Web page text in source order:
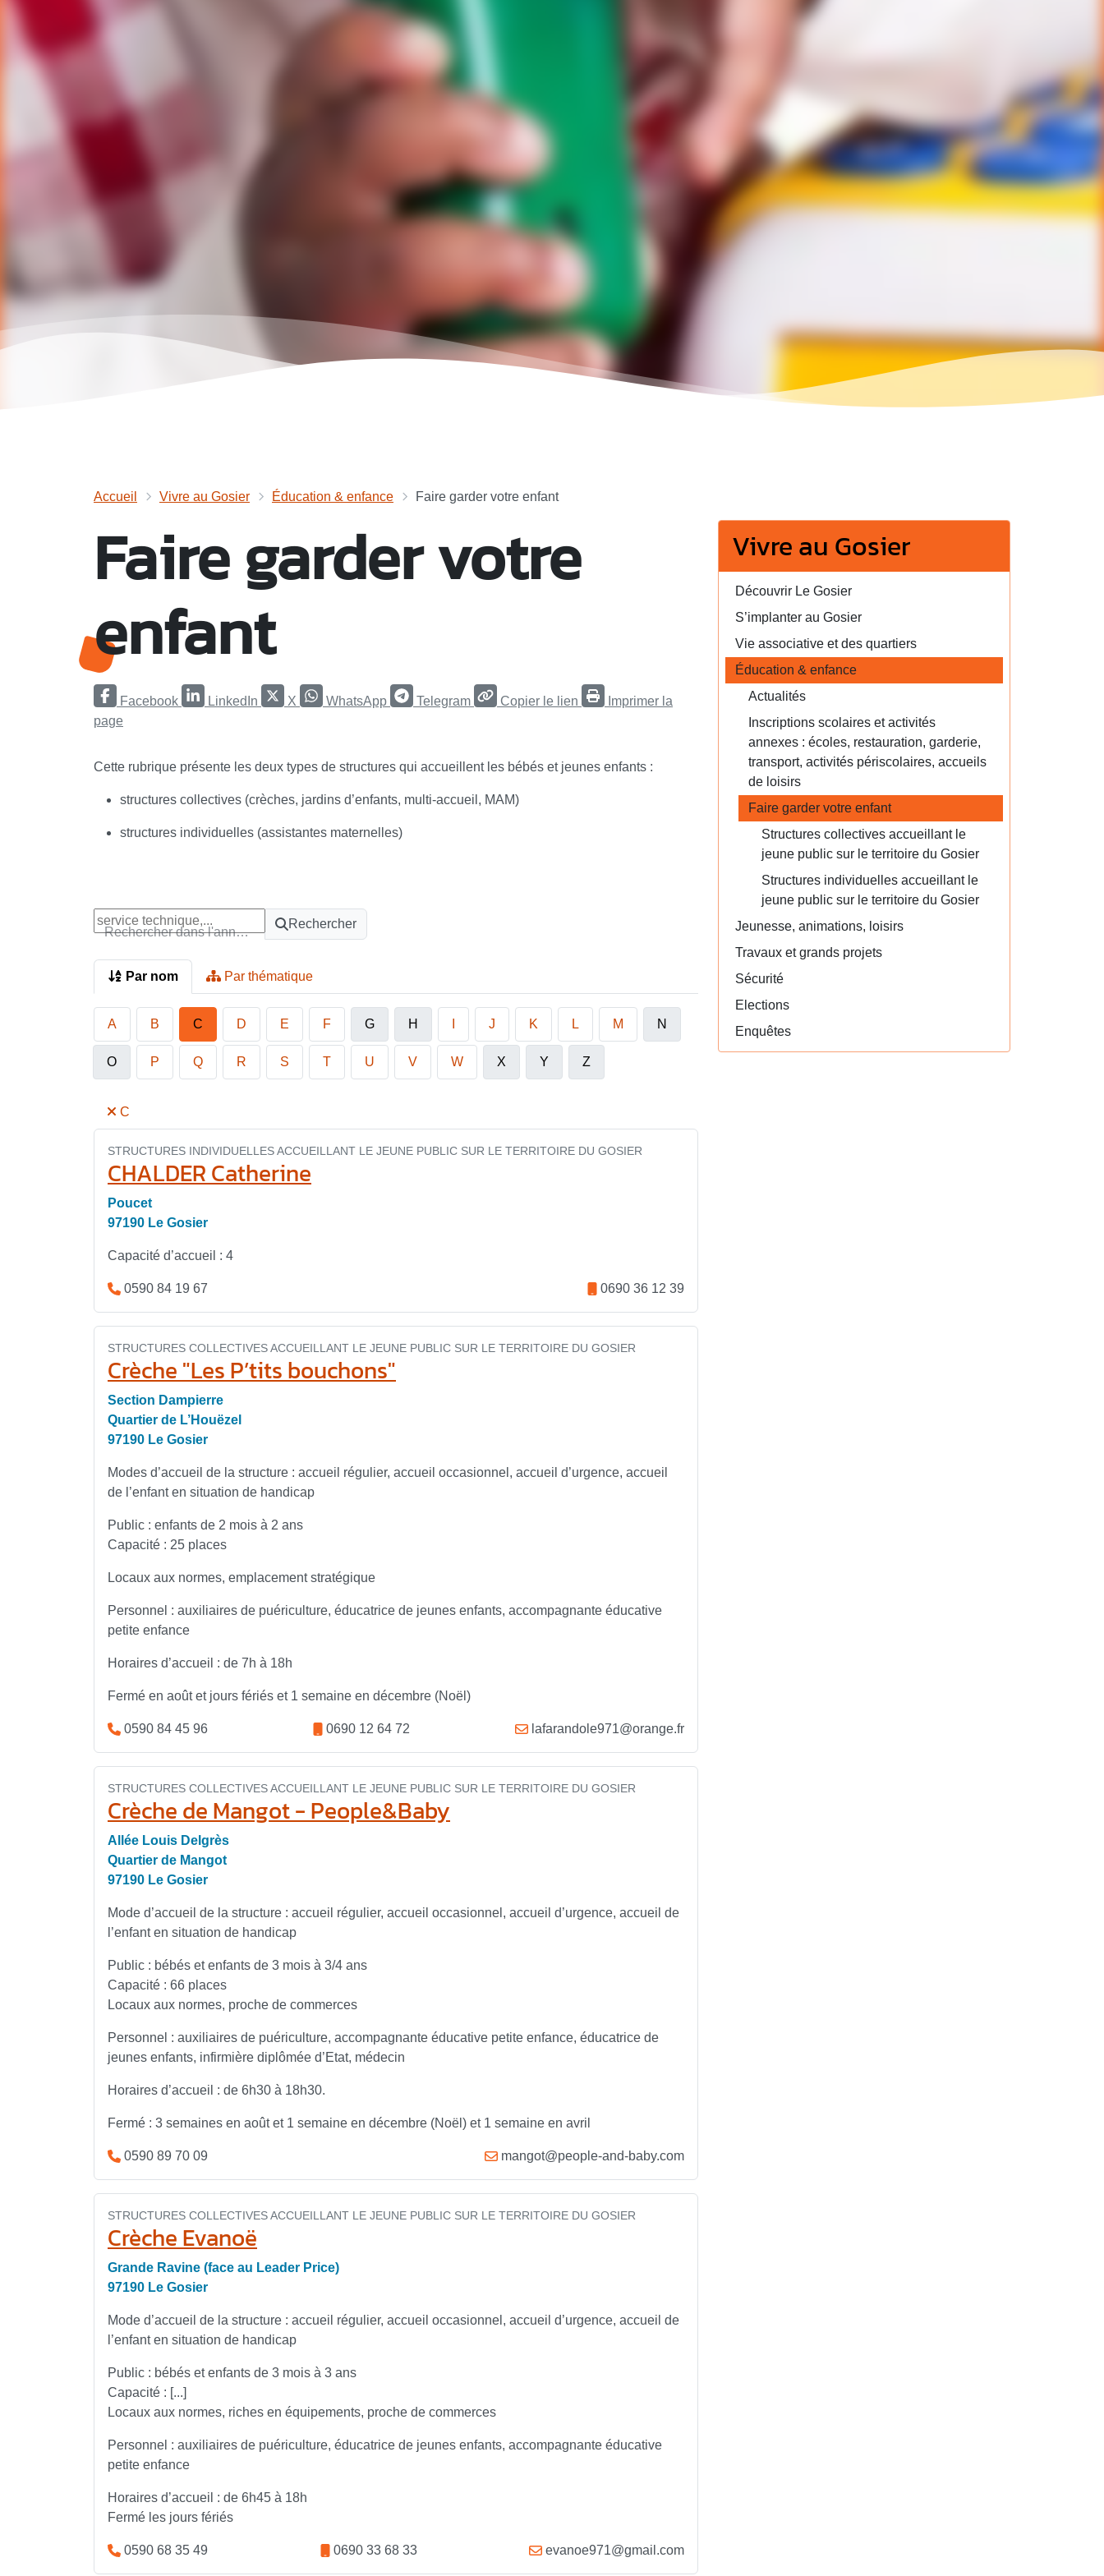
Accueil Vivre au Gosier Éducation & enfance Faire garder votre enfant
Faire garder votre
enfant
Facebook LinkedIn X WhatsApp Telegram Copier le lien
Imprimer la
page
Cette rubrique présente les deux types de structures qui accueillent les bébés et jeunes enfants :
structures collectives (crèches, jardins d’enfants, multi-accueil, MAM)
structures individuelles (assistantes maternelles)
Rechercher dans l'annuaire
Rechercher
Par nom Par thématique
A B C D E F G H J K L M N
O P Q R S T U V W X Y Z
C
STRUCTURES INDIVIDUELLES ACCUEILLANT LE JEUNE PUBLIC SUR LE TERRITOIRE DU GOSIER
CHALDER Catherine
Poucet
97190 Le Gosier
Capacité d’accueil : 4
0590 84 19 67 0690 36 12 39
STRUCTURES COLLECTIVES ACCUEILLANT LE JEUNE PUBLIC SUR LE TERRITOIRE DU GOSIER
Crèche "Les P’tits bouchons"
Section Dampierre
Quartier de L’Houëzel
97190 Le Gosier
Modes d’accueil de la structure : accueil régulier, accueil occasionnel, accueil d’urgence, accueil
de l’enfant en situation de handicap
Public : enfants de 2 mois à 2 ans
Capacité : 25 places
Locaux aux normes, emplacement stratégique
Personnel : auxiliaires de puériculture, éducatrice de jeunes enfants, accompagnante éducative
petite enfance
Horaires d’accueil : de 7h à 18h
Fermé en août et jours fériés et 1 semaine en décembre (Noël)
0590 84 45 96 0690 12 64 72 lafarandole971@orange.fr
STRUCTURES COLLECTIVES ACCUEILLANT LE JEUNE PUBLIC SUR LE TERRITOIRE DU GOSIER
Crèche de Mangot - People&Baby
Allée Louis Delgrès
Quartier de Mangot
97190 Le Gosier
Mode d’accueil de la structure : accueil régulier, accueil occasionnel, accueil d’urgence, accueil de
l’enfant en situation de handicap
Public : bébés et enfants de 3 mois à 3/4 ans
Capacité : 66 places
Locaux aux normes, proche de commerces
Personnel : auxiliaires de puériculture, accompagnante éducative petite enfance, éducatrice de
jeunes enfants, infirmière diplômée d’Etat, médecin
Horaires d’accueil : de 6h30 à 18h30.
Fermé : 3 semaines en août et 1 semaine en décembre (Noël) et 1 semaine en avril
0590 89 70 09 mangot@people-and-baby.com
STRUCTURES COLLECTIVES ACCUEILLANT LE JEUNE PUBLIC SUR LE TERRITOIRE DU GOSIER
Crèche Evanoë
Grande Ravine (face au Leader Price)
97190 Le Gosier
Mode d’accueil de la structure : accueil régulier, accueil occasionnel, accueil d’urgence, accueil de
l’enfant en situation de handicap
Public : bébés et enfants de 3 mois à 3 ans
Capacité : [...]
Locaux aux normes, riches en équipements, proche de commerces
Personnel : auxiliaires de puériculture, éducatrice de jeunes enfants, accompagnante éducative
petite enfance
Horaires d’accueil : de 6h45 à 18h
Fermé les jours fériés
0590 68 35 49 0690 33 68 33 evanoe971@gmail.com
Vivre au Gosier
Découvrir Le Gosier
S’implanter au Gosier
Vie associative et des quartiers
Éducation & enfance
Actualités
Inscriptions scolaires et activités
annexes : écoles, restauration, garderie,
transport, activités périscolaires, accueils
de loisirs
Faire garder votre enfant
Structures collectives accueillant le
jeune public sur le territoire du Gosier
Structures individuelles accueillant le
jeune public sur le territoire du Gosier
Jeunesse, animations, loisirs
Travaux et grands projets
Sécurité
Elections
Enquêtes